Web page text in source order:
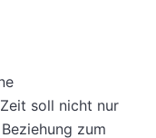
soll nicht nur
zum